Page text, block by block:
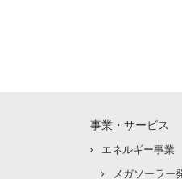
事業・サービス
エネルギー事業
メガソーラー